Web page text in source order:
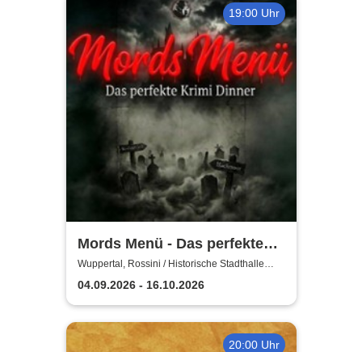
19:00 Uhr
Mords Menü - Das perfekte
Krimi Dinner
Wuppertal, Rossini / Historische Stadthalle
Wuppertal
04.09.2026 - 16.10.2026
20:00 Uhr